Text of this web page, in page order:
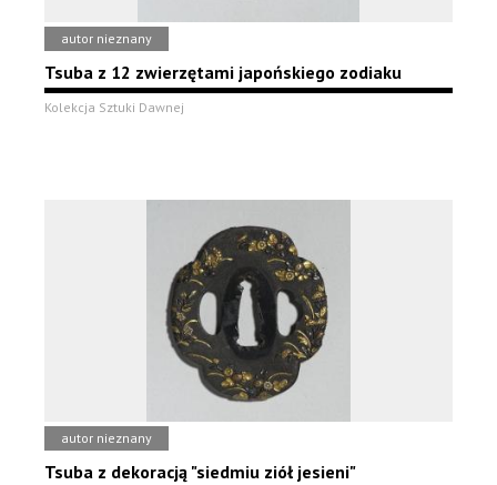
autor nieznany
Tsuba z 12 zwierzętami japońskiego zodiaku
Kolekcja Sztuki Dawnej
autor nieznany
Tsuba z dekoracją "siedmiu ziół jesieni"